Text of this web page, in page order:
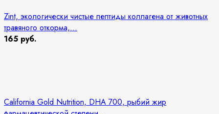
Zint, экологически чистые пептиды коллагена от животных
травяного откорма,...
165 руб.
California Gold Nutrition, DHA 700, рыбий жир